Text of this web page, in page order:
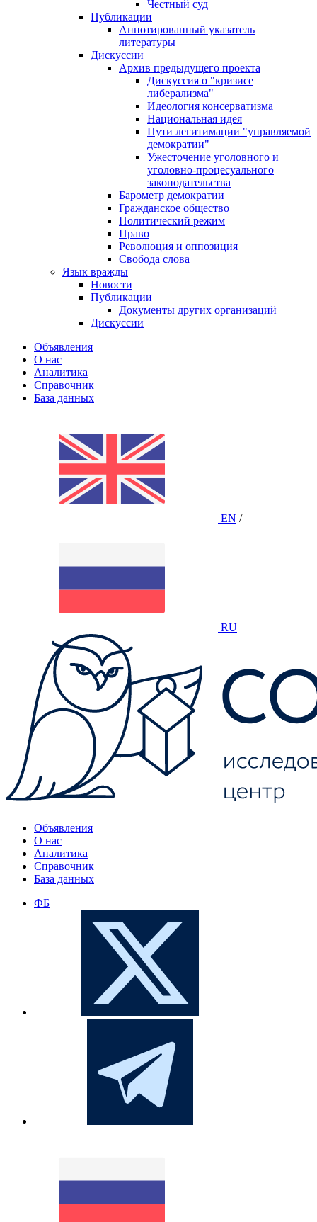
Честный суд
Публикации
Аннотированный указатель
литературы
Дискуссии
Архив предыдущего проекта
Дискуссия о "кризисе
либерализма"
Идеология консерватизма
Национальная идея
Пути легитимации "управляемой
демократии"
Ужесточение уголовного и
уголовно-процесуального
законодательства
Барометр демократии
Гражданское общество
Политический режим
Право
Революция и оппозиция
Свобода слова
Язык вражды
Новости
Публикации
Документы других организаций
Дискуссии
Объявления
О нас
Аналитика
Справочник
База данных
EN /
RU
Объявления
О нас
Аналитика
Справочник
База данных
ФБ